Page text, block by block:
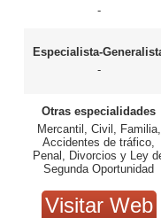
-
Especialista-
-
Otras especialidades
Mercantil, Civil, Familia,
Accidentes de tráfico,
Penal, Divorcios y Ley
Segunda Oportunidad
Visitar Web